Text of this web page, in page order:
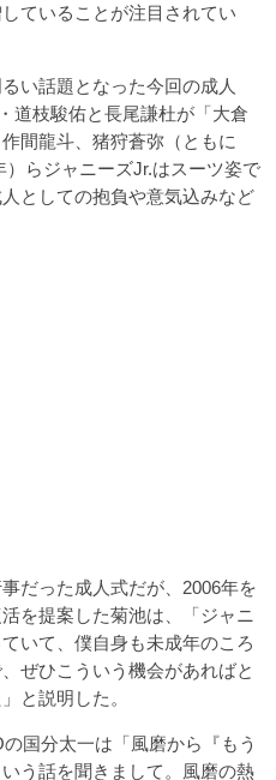
ていることが注目されてい
い話題となった今回の成人
道枝駿佑と長尾謙杜が「大倉
間龍斗、猪狩蒼弥（ともに
らジャニーズJr.はスーツ姿で
としての抱負や意気込みなど
だった成人式だが、2006年を
を提案した菊池は、「ジャニ
いて、僕自身も未成年のころ
ぜひこういう機会があればと
と説明した。
国分太一は「風磨から『もう
う話を聞きまして。風磨の熱